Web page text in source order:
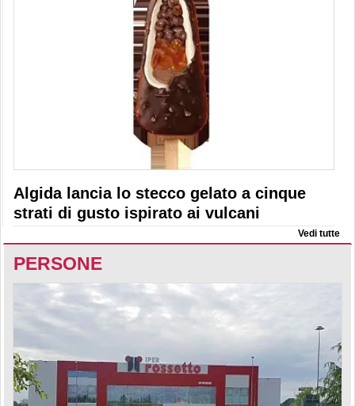
Algida lancia lo stecco gelato a cinque
strati di gusto ispirato ai vulcani
Vedi tutte
PERSONE